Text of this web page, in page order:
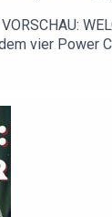
VORSCHAU:
vier Power
Top-